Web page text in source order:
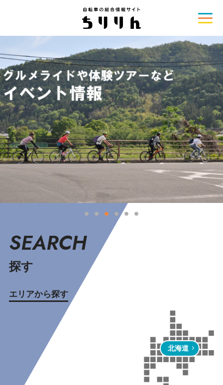
SEARCH
探す
エリアから探す
北海道